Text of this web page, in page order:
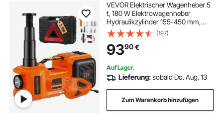
VEVOR Elektrischer Wagenheber 5
t, 180 W Elektrowagenheber
Hydraulikzylinder 155-450 mm,
Hydraulik-Handpumpe
Wagenheber mit Schlagschrauber
Werkzeugkasten Netzkabel für
Autos SUVs
(197)
9390€
Auf Lager.
Lieferung:sobald Do. Aug. 13
Zum Warenkorb hinzufügen